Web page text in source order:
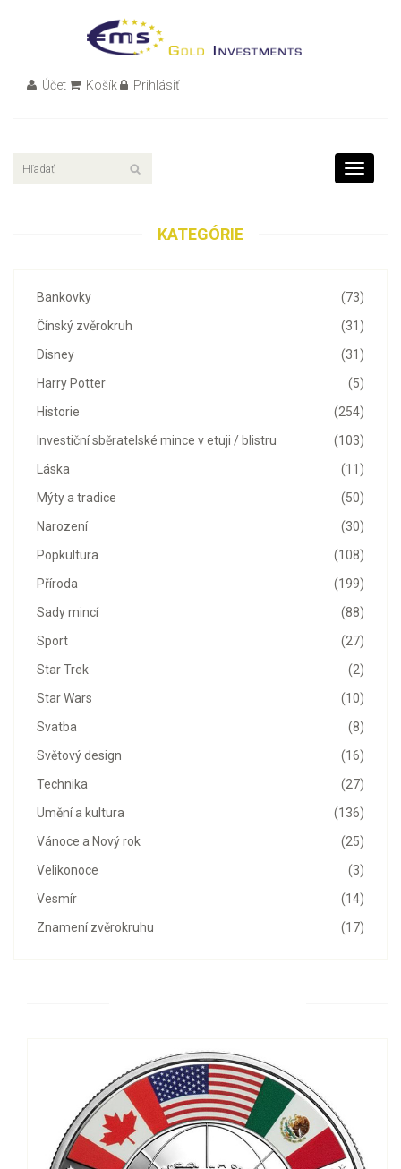
Účet Košík Prihlásiť
Toggle
KATEGÓRIE
(73)
Bankovky
(31)
Čínský zvěrokruh
(31)
Disney
(5)
Harry Potter
(254)
Historie
(103)
Investiční sběratelské mince v etuji / blistru
(11)
Láska
(50)
Mýty a tradice
(30)
Narození
(108)
Popkultura
(199)
Příroda
(88)
Sady mincí
(27)
Sport
(2)
Star Trek
(10)
Star Wars
(8)
Svatba
(16)
Světový design
(27)
Technika
(136)
Umění a kultura
(25)
Vánoce a Nový rok
(3)
Velikonoce
(14)
Vesmír
(17)
Znamení zvěrokruhu